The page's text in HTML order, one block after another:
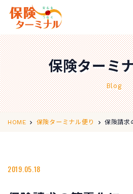
ホーム Home
私たちの強み Our Strength
無料相談 Consultation
取扱保険会社 Insurance Companies
店舗情報
保険ターミ
Blog
HOME 保険ターミナル便り 保険請求
2019.05.18